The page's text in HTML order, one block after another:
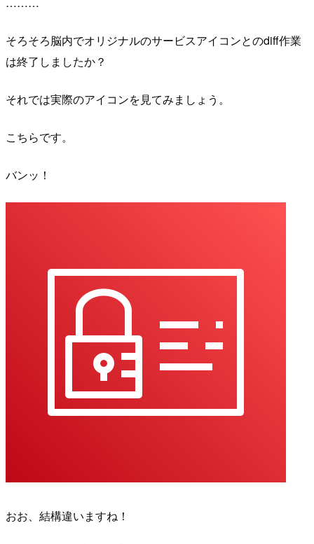
そろそろ脳内でオリジナルのサービスアイコンとのdiff作業
は終了しましたか？
それでは実際のアイコンを見てみましょう。
こちらです。
バンッ！
おお、結構違いますね！